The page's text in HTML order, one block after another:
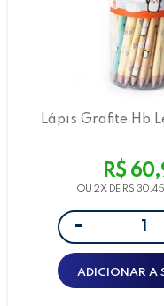
Lápis Grafite Hb
R$
OU 2X DE R$ 30,45
-
ADICIONAR A